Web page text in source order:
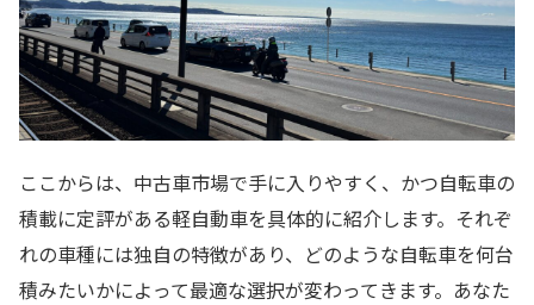
ここからは、中古車市場で手に入りやすく、かつ自転車の
積載に定評がある軽自動車を具体的に紹介します。それぞ
れの車種には独自の特徴があり、どのような自転車を何台
積みたいかによって最適な選択が変わってきます。あなた